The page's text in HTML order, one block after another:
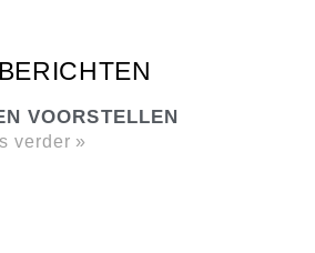
VOORSTELLEN
verder »